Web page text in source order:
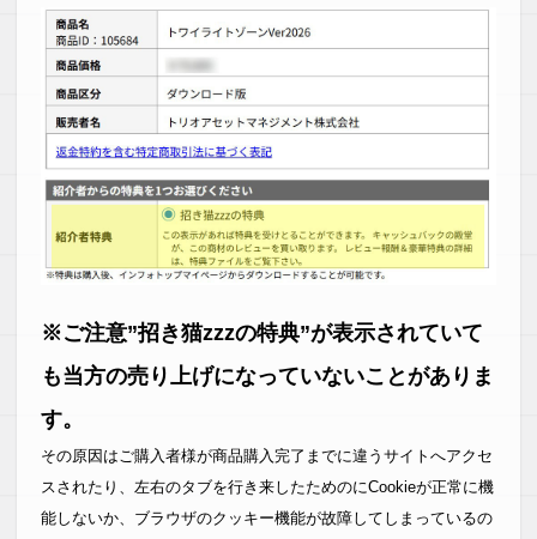
※ご注意”招き猫zzzの特典”が表示されていて
も当方の売り上げになっていないことがありま
す。
その原因はご購入者様が商品購入完了までに違うサイトへアクセ
スされたり、左右のタブを行き来したためのにCookieが正常に機
能しないか、ブラウザのクッキー機能が故障してしまっているの